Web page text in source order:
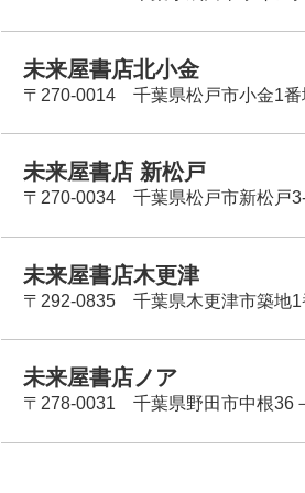
未来屋書店北小金
〒270-0014 千葉県松戸市小金1番
未来屋書店 新松戸
〒270-0034 千葉県松戸市新松戸
未来屋書店木更津
〒292-0835 千葉県木更津市築地1
未来屋書店ノア
〒278-0031 千葉県野田市中根36